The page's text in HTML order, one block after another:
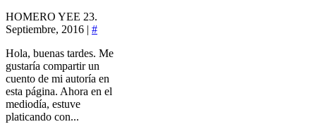
HOMERO YEE 23.
Septiembre, 2016 | #
Hola, buenas tardes. Me
gustaría compartir un
cuento de mi autoría en
esta página. Ahora en el
mediodía, estuve
platicando con...